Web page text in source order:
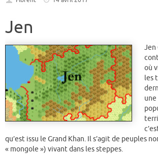
Jen
Jen
où
les
qu’est issu le Grand Khan. Il s’agit de peuples
« mongole ») vivant dans les steppes.